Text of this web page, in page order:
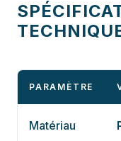
PARAMÈTRE
Matériau